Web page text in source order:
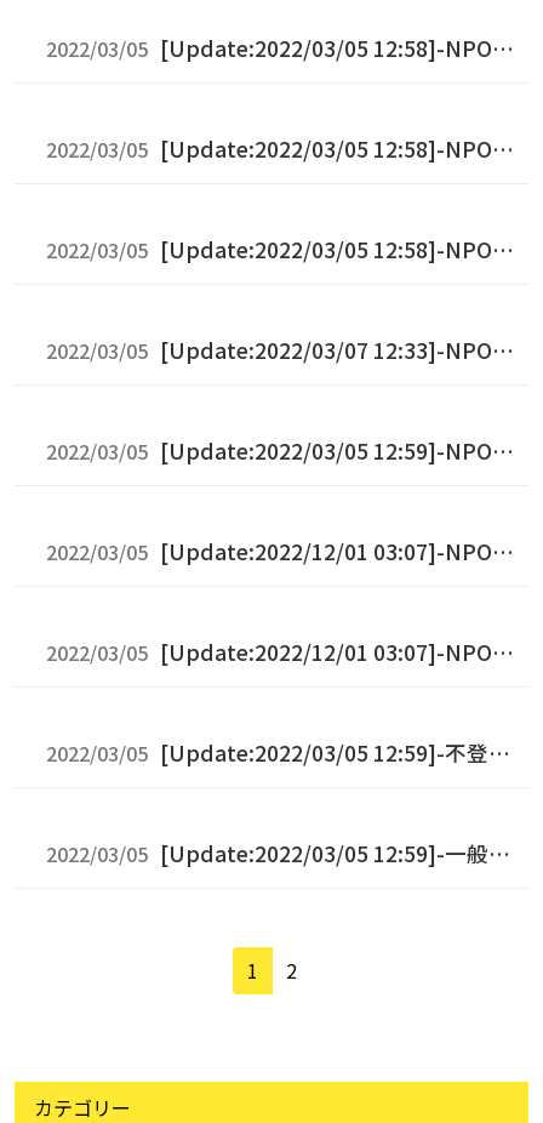
2022/03/05 [Update:2022/03/05 12:58]-NPO法
2022/03/05 [Update:2022/03/05 12:58]-NPO法
2022/03/05 [Update:2022/03/05 12:58]-NPO法
2022/03/05 [Update:2022/03/07 12:33]-NPO法
2022/03/05 [Update:2022/03/05 12:59]-NPO法
2022/03/05 [Update:2022/12/01 03:07]-NPO法
2022/03/05 [Update:2022/12/01 03:07]-NPO法
2022/03/05 [Update:2022/03/05 12:59]-不登校
2022/03/05 [Update:2022/03/05 12:59]-一般社
1 2
カテゴリー